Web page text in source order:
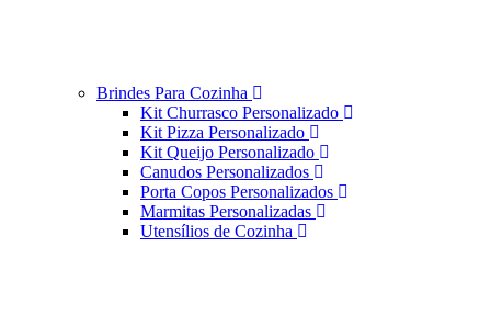
Brindes Para Cozinha
Kit Churrasco Personalizado
Kit Pizza Personalizado
Kit Queijo Personalizado
Canudos Personalizados
Porta Copos Personalizados
Marmitas Personalizadas
Utensílios de Cozinha